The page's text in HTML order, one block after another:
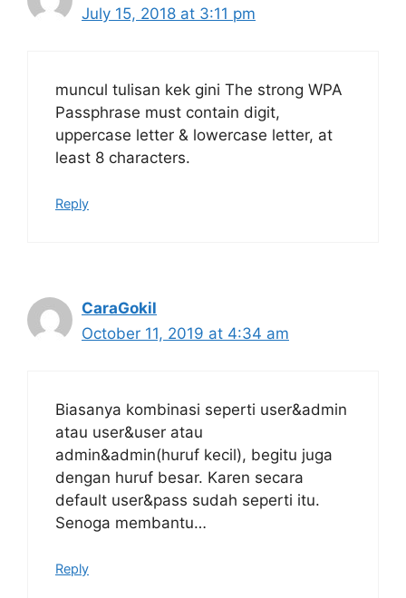
July 15, 2018 at 3:11 pm
muncul tulisan kek gini The strong WPA
Passphrase must contain digit,
uppercase letter & lowercase letter, at
least 8 characters.
Reply
CaraGokil
October 11, 2019 at 4:34 am
Biasanya kombinasi seperti user&admin
atau user&user atau
admin&admin(huruf kecil), begitu juga
dengan huruf besar. Karen secara
default user&pass sudah seperti itu.
Senoga membantu…
Reply